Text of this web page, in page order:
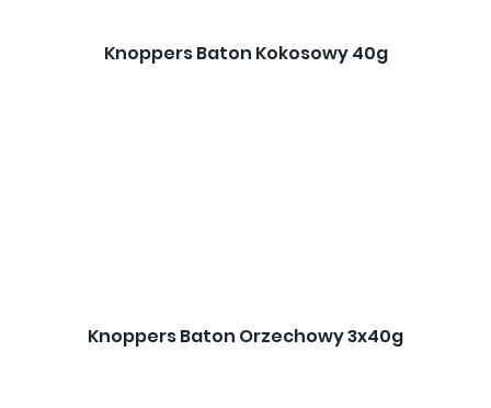
Knoppers Baton Kokosowy 40g
Knoppers Baton Orzechowy 3x40g